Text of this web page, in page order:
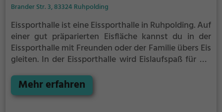
Brander Str. 3, 83324 Ruhpolding
Eissporthalle ist eine Eissporthalle in Ruhpolding.Auf
einer gut präparierten Eisfläche kannst du in der
Eissporthalle mit Freunden oder der Familie übers Eis
gleiten. In der Eissporthalle wird Eislaufspaß für die
Anfänger können sich mit Laufhilfen aufs Eis wagen.
Mehr erfahren